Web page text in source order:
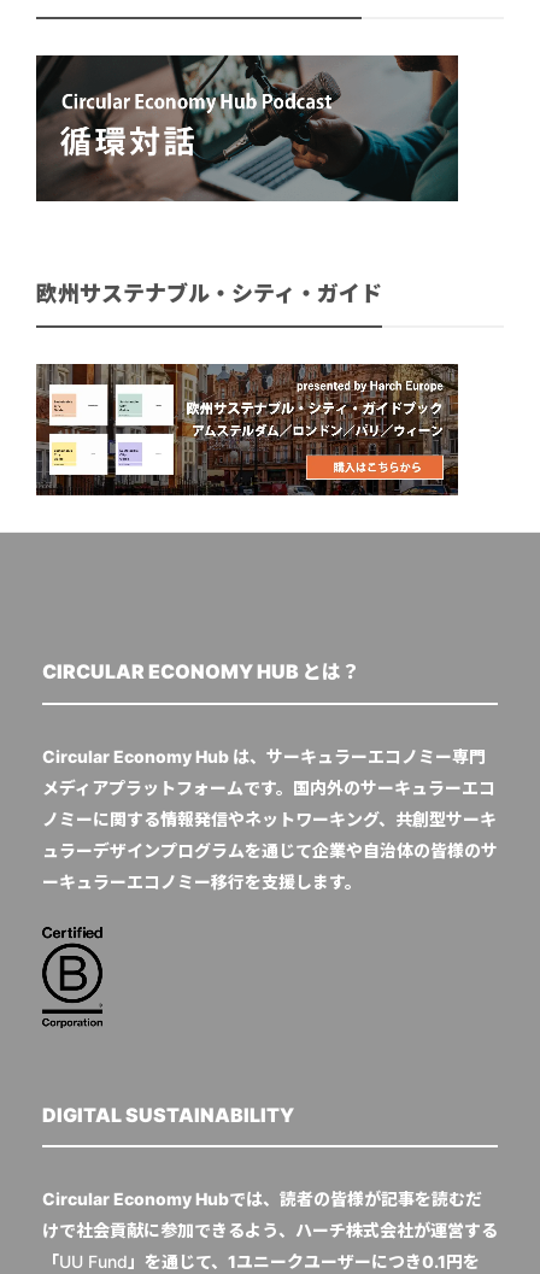
欧州サステナブル・シティ・ガイド
CIRCULAR ECONOMY HUB とは？
Circular Economy Hub は、サーキュラーエコノミー専門
メディアプラットフォームです。国内外のサーキュラーエコ
ノミーに関する情報発信やネットワーキング、共創型サーキ
ュラーデザインプログラムを通じて企業や自治体の皆様のサ
ーキュラーエコノミー移行を支援します。
DIGITAL SUSTAINABILITY
Circular Economy Hubでは、読者の皆様が記事を読むだ
けで社会貢献に参加できるよう、ハーチ株式会社が運営する
「UU Fund 」を通じて、1ユニークユーザーにつき0.1円を